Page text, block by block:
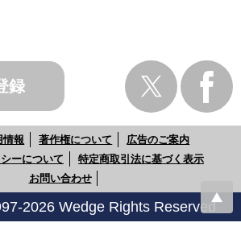
録
情報 著作権について
広告のご案内
ーについて
特定商取引法に基づく表示
お問い合わせ
2026 Wedge Rights Reserved